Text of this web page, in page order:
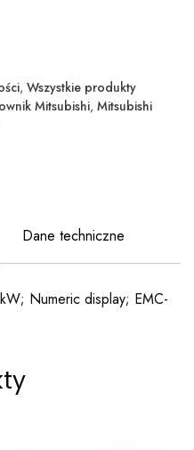
, Wszystkie produkty
Mitsubishi, Mitsubishi
Dane techniczne
Numeric display; EMC-